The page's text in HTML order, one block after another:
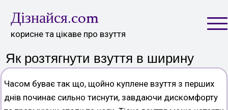
content
Дізнайся.com
корисне та цікаве про взуття
Як розтягнути взуття в ширину
Часом буває так що, щойно куплене взуття з перших
днів починає сильно тиснути, завдаючи дискомфорту